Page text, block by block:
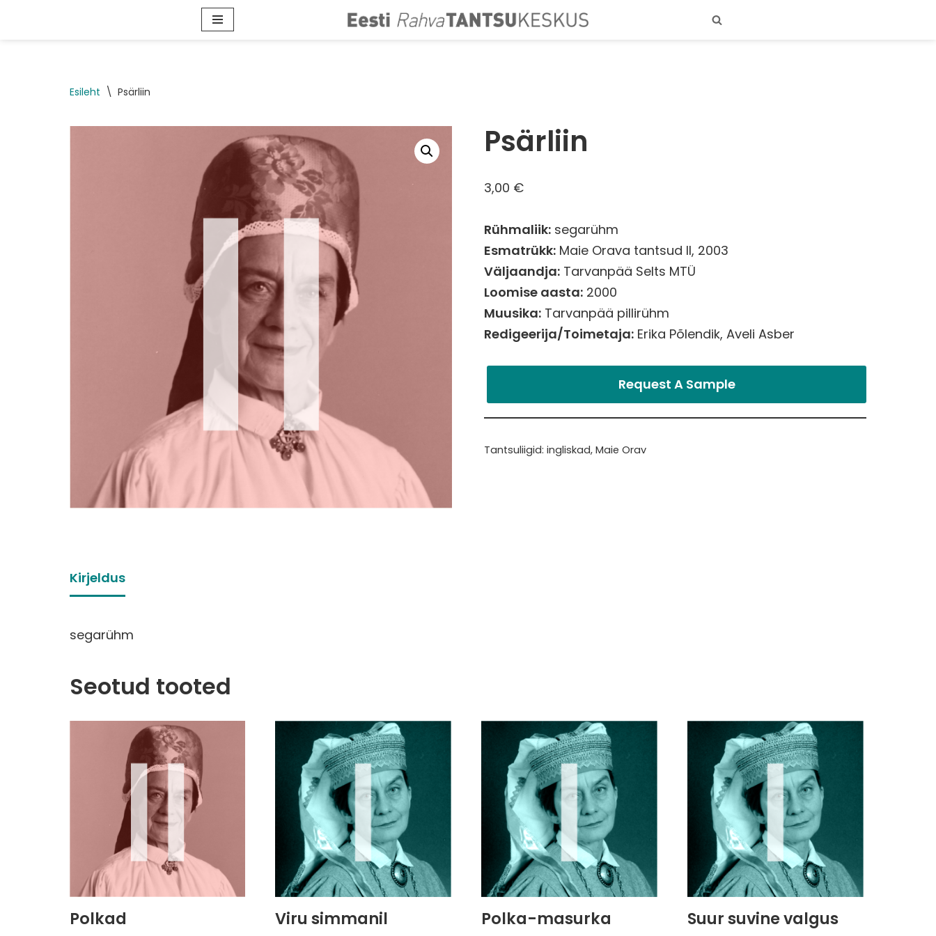
Esileht \ Psärliin
Psärliin
3,00 €
Rühmaliik:segarühm
Esmatrükk:Maie Orava tantsud II, 2003
Väljaandja:Tarvanpää Selts MTÜ
Loomise aasta:2000
Muusika:Tarvanpää pillirühm
Redigeerija/Toimetaja:Erika Põlendik, Aveli Asber
Request A Sample
Tantsuliigid: ingliskad, Maie Orav
Kirjeldus
segarühm
Seotud tooted
Polkad Viru simmanil Polka-masurka Suur suvine valgus